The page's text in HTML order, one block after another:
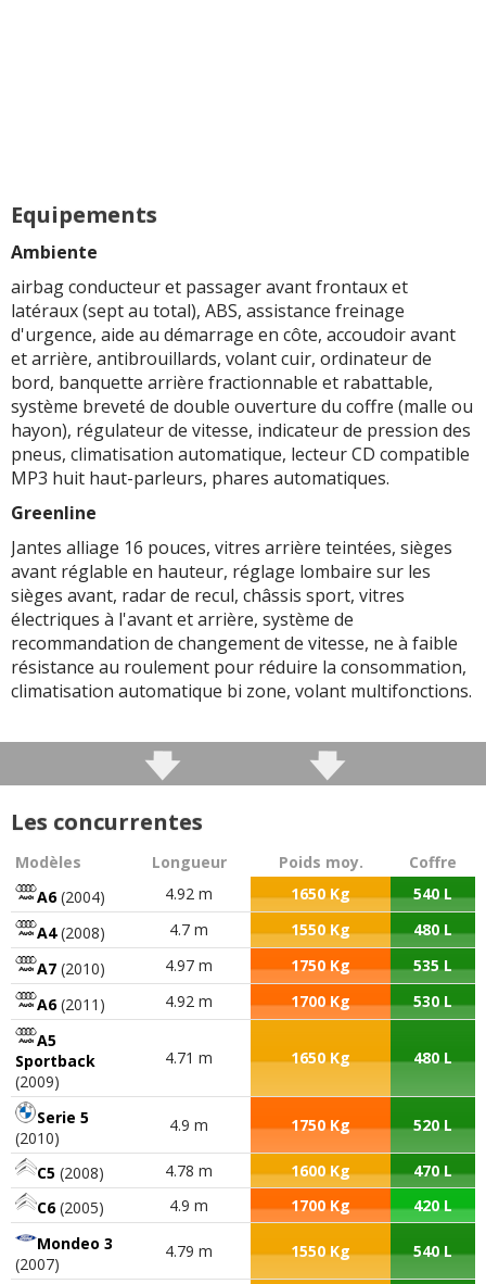
Equipements
Ambiente
airbag conducteur et passager avant frontaux et
latéraux (sept au total), ABS, assistance freinage
d'urgence, aide au démarrage en côte, accoudoir avant
et arrière, antibrouillards, volant cuir, ordinateur de
bord, banquette arrière fractionnable et rabattable,
système breveté de double ouverture du coffre (malle ou
hayon), régulateur de vitesse, indicateur de pression des
pneus, climatisation automatique, lecteur CD compatible
MP3 huit haut-parleurs, phares automatiques.
Greenline
Jantes alliage 16 pouces, vitres arrière teintées, sièges
avant réglable en hauteur, réglage lombaire sur les
sièges avant, radar de recul, châssis sport, vitres
électriques à l'avant et arrière, système de
recommandation de changement de vitesse, ne à faible
résistance au roulement pour réduire la consommation,
climatisation automatique bi zone, volant multifonctions.
Les concurrentes
Modèles Longueur Poids moy.
Coffre
A6(2004) 4.92 m 1650 Kg
540 L
A4(2008) 4.7 m 1550 Kg
480 L
A7 (2010) 4.97 m 1750 Kg
535 L
A6(2011) 4.92 m 1700 Kg
530 L
A5
Sportback
(2009)
4.71 m 1650 Kg 480 L
Serie 5
(2010)
4.9 m 1750 Kg 520 L
C5 (2008) 4.78 m 1600 Kg
470 L
C6(2005) 4.9 m 1700 Kg
420 L
Mondeo 3
(2007)
4.79 m 1550 Kg 540 L